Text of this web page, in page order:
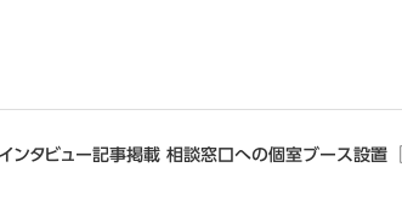
インタビュー記事掲載​ 相談窓口への個室ブース設置​